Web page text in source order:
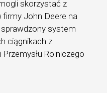
skorzystać z
John Deere na
system
ciągnikach z
Rolniczego